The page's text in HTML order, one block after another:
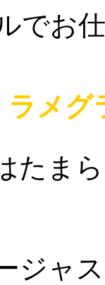
でお
ラメグ
たま
ジャ